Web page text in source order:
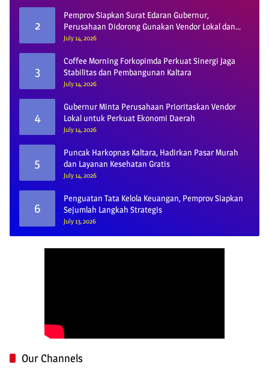
2
Pemprov Siapkan Surat Edaran Gubernur,
Perusahaan Didorong Gunakan Vendor Lokal dan
Pelat KU
July 14, 2026
3
Coffee Morning Forkopimda Perkuat Sinergi Jaga
Stabilitas dan Pembangunan Kaltara
July 14, 2026
4
Gubernur Minta Perusahaan Prioritaskan Vendor
Lokal untuk Perkuat Ekonomi Daerah
July 14, 2026
5
Puncak Harkopnas Kaltara, Hadirkan Pasar Murah
dan Layanan Kesehatan Gratis
July 14, 2026
6
Penguatan Tata Kelola Keuangan, Pemprov Siapkan
Sejumlah Langkah Strategis
July 13, 2026
Our Channels